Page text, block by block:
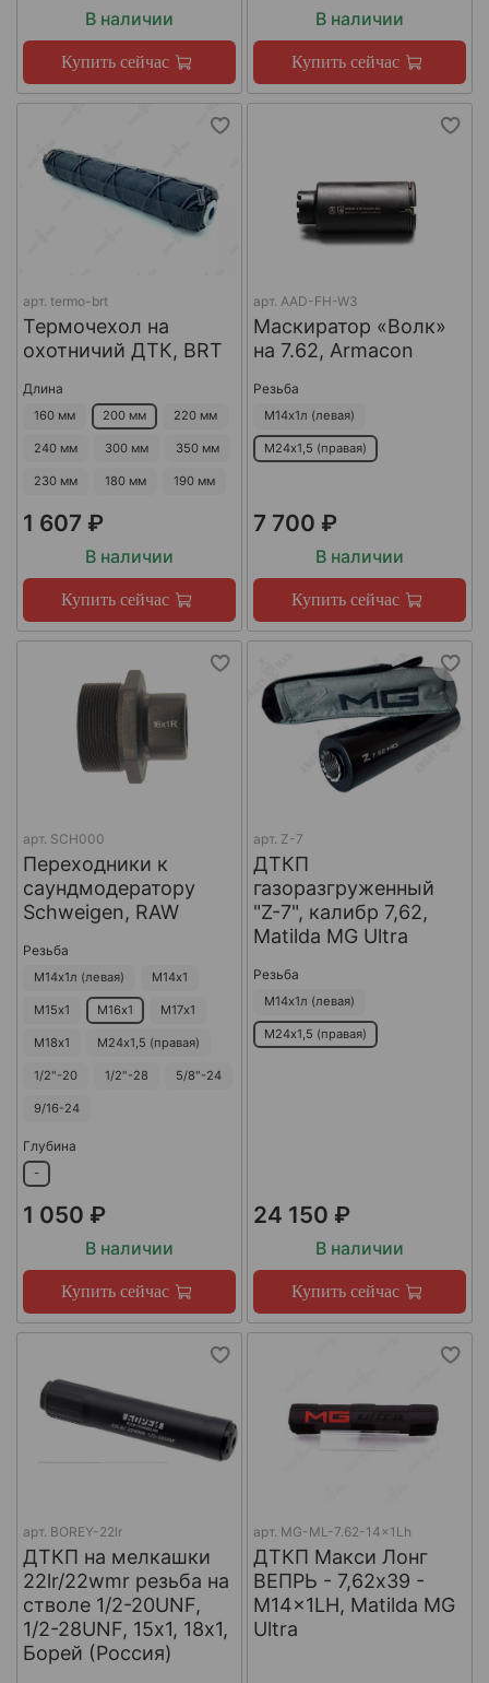
В наличии
Купить сейчас
В наличии
Купить сейчас
арт. termo-brt
Термочехол на
охотничий ДТК, BRT
Длина
160 мм 200 мм 220 мм
240 мм 300 мм 350 мм
230 мм 180 мм 190 мм
1 607 ₽
В наличии
Купить сейчас
арт. AAD-FH-W3
Маскиратор «Волк»
на 7.62, Armacon
Резьба
М14х1л (левая)
М24х1,5 (правая)
7 700 ₽
В наличии
Купить сейчас
арт. SCH000
Переходники к
саундмодератору
Schweigen, RAW
Резьба
М14х1л (левая) М14х1
М15х1 М16х1 М17х1
М18х1 М24х1,5 (правая)
1/2"-20 1/2"-28 5/8"-24
9/16-24
Глубина
-
1 050 ₽
В наличии
Купить сейчас
арт. Z-7
ДТКП
газоразгруженный
"Z-7", калибр 7,62,
Matilda MG Ultra
Резьба
М14х1л (левая)
М24х1,5 (правая)
24 150 ₽
В наличии
Купить сейчас
арт. BOREY-22lr
ДТКП на мелкашки
22lr/22wmr резьба на
стволе 1/2-20UNF,
1/2-28UNF, 15х1, 18х1,
Борей (Россия)
арт. MG-ML-7.62-14x1Lh
ДТКП Макси Лонг
ВЕПРЬ - 7,62x39 -
M14x1LH, Matilda MG
Ultra